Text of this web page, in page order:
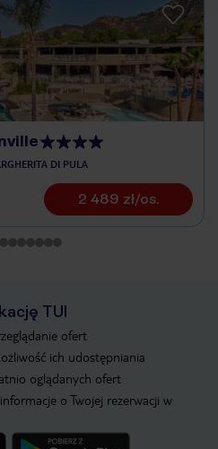
DI PULA
2 489 zł/os.
TUI
ofert
ich udostępniania
oglądanych ofert
o Twojej rezerwacji w